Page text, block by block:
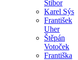
Stibor
Karel Sýs
František
Uher
Štěpán
Votoček
Františka